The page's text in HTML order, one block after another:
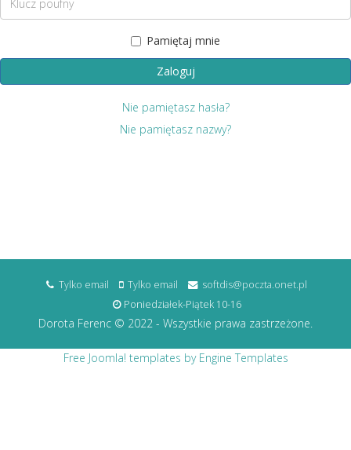
Pamiętaj mnie
Zaloguj
Nie pamiętasz hasła?
Nie pamiętasz nazwy?
Tylko email Tylko email
softdis@poczta.onet.pl
Poniedziałek-Piątek 10-16
Dorota Ferenc © 2022 - Wszystkie prawa zastrzeżone.
Free Joomla! templates by Engine Templates